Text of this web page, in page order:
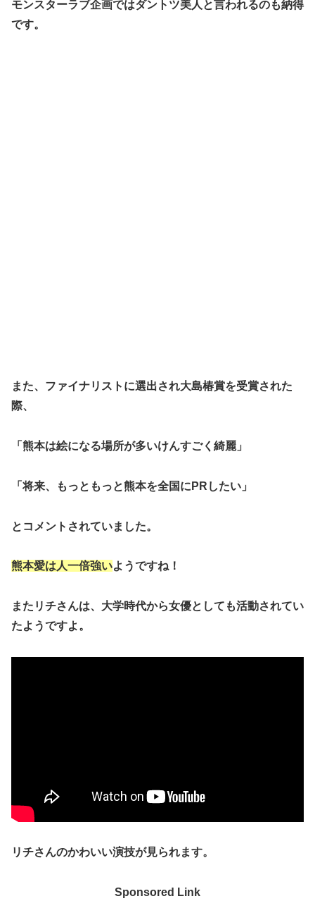
モンスターラブ企画ではダントツ美人と言われるのも納得
です。
また、ファイナリストに選出され大島椿賞を受賞された
際、
「熊本は絵になる場所が多いけんすごく綺麗」
「将来、もっともっと熊本を全国にPRしたい」
とコメントされていました。
熊本愛は人一倍強いようですね！
またリチさんは、大学時代から女優としても活動されてい
たようですよ。
リチさんのかわいい演技が見られます。
Sponsored Link